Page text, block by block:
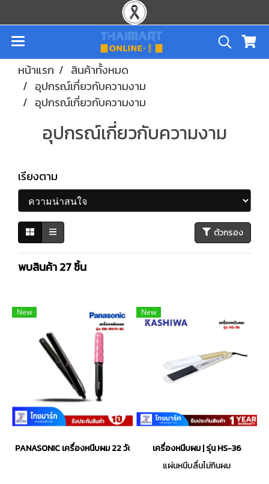
หน้าแรก
สินค้าทั้งหมด
อุปกรณ์เกี่ยวกับความงาม
อุปกรณ์เกี่ยวกับความงาม
อุปกรณ์เกี่ยวกับความงาม
เรียงตาม
ตัวกรอง
พบสินค้า 27 ชิ้น
New
PANASONIC เครื่องหนีบผม 22 วัตต์ รุ่น EH-HV11-KL
New
เครื่องหนีบผม | รุ่น HS-36
แผ่นหนีบลื่นไม่กินผม